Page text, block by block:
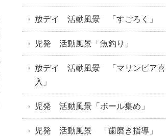
放デイ 活動風景 「すごろく」
児発 活動風景「魚釣り」
放デイ 活動風景 「マリンピア喜
入」
児発 活動風景「ボール集め」
児発 活動風景 「歯磨き指導」